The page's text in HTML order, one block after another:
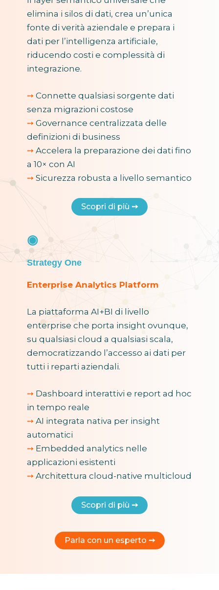
elimina i silos di dati, crea un’unica
fonte di verità aziendale e prepara i
dati per l’intelligenza artificiale,
riducendo costi e complessità di
integrazione.
➙ Connette qualsiasi sorgente dati
senza migrazioni costose
➙ Governance centralizzata delle
definizioni di business
➙ Accelera la preparazione dei dati fino
a 10× con AI
➙ Sicurezza robusta a livello semantico
Scopri di più ➙
◉
Strategy One
Enterprise Analytics Platform
La piattaforma AI+BI di livello
enterprise che porta insight ovunque,
su qualsiasi cloud a qualsiasi scala,
democratizzando l’accesso ai dati per
tutti i reparti aziendali.
➙ Dashboard interattivi e report ad hoc
in tempo reale
➙ AI integrata nativa per insight
automatici
➙ Embedded analytics nelle
applicazioni esistenti
➙ Architettura cloud-native multicloud
Scopri di più ➙
Parla con un esperto ➙